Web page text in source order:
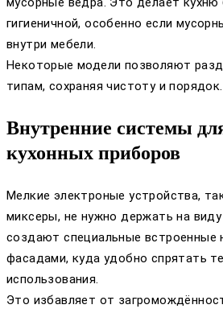
гигиеничной, особенно если
внутри мебели.
Некоторые модели позволяют
типам, сохраняя чистоту и порядок.
Внутренние системы
кухонных приборов
Мелкие электроные устройства,
миксеры, не нужно держать на
создают специальные встроенные
фасадами, куда удобно спрятать
использования.
Это избавляет от